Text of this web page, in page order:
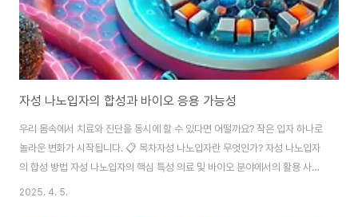
자성 나노입자의 합성과 바이오 응용 가능성
우리 몸속에서 치료와 진단을 동시에 할 수 있다면 어떨까요? 작은 입자 하나로
놀라운 변화가 시작됩니다. 📋 목차자성 나노입자란 무엇인가? 자성 나노입자
의 합성 방법 자성 나노입자의 핵심 특성 의료 및 바이오 분야에서의 활용 사례
최근 연구 동향과 트렌드 자성 나노입자의 미래 가능성자성 나노입자란 무엇인
2025. 4. 5.